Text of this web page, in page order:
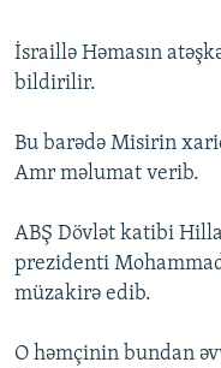
BIZIMLƏ ƏLAQƏ
İsraillə Həmasın
bildirilir.
Bu barədə Misirin
Amr məlumat verib.
ABŞ Dövlət katibi
prezidenti
müzakirə edib.
O həmçinin bundan